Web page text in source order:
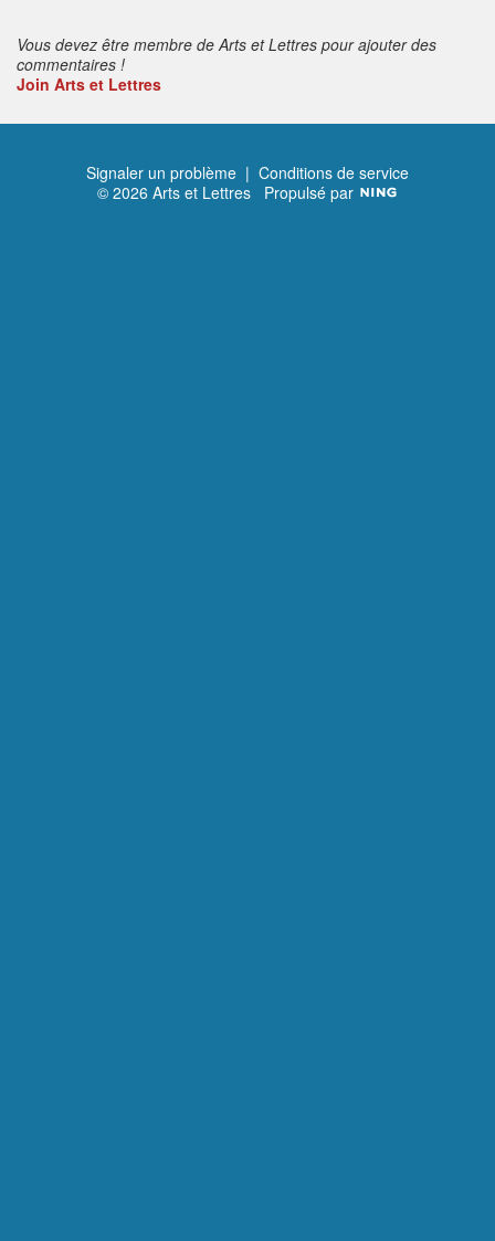
Vous devez être membre de Arts et Lettres pour ajouter des
commentaires !
Join Arts et Lettres
Signaler un problème | Conditions de service
© 2026 Arts et Lettres Propulsé par